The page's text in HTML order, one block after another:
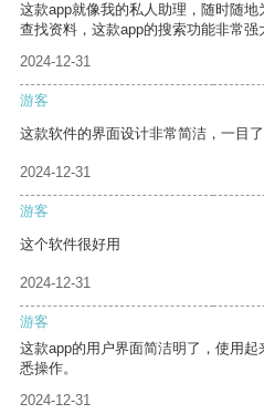
这款app就像我的私人助理，随时随
查找资料，这款app的搜索功能非常强
2024-12-31
游客
这款软件的界面设计非常简洁，一目了
2024-12-31
游客
这个软件很好用
2024-12-31
游客
这款app的用户界面简洁明了，使用
悉操作。
2024-12-31